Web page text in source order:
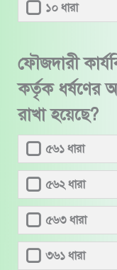
১০ ধারা
ফৌজদারী
কর্তৃক ধর্ষণের
রাখা হয়েছে?
৫৬১ ধারা
৫৬২ ধারা
৫৬৩ ধারা
৩৬১ ধারা